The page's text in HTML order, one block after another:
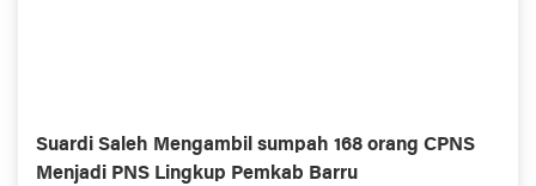
Suardi Saleh Mengambil sumpah 168 orang CPNS
Menjadi PNS Lingkup Pemkab Barru